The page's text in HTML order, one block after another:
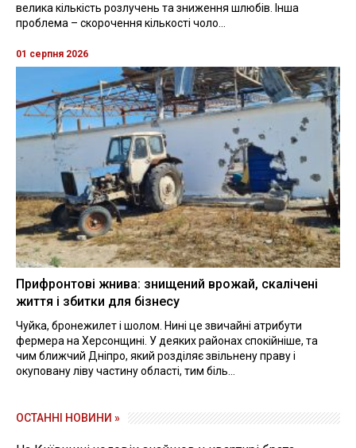
велика кількість розлучень та зниження шлюбів. Інша
проблема – скорочення кількості чоло...
01 серпня 2026
Прифронтові жнива: знищений врожай, скалічені
життя і збитки для бізнесу
Чуйка, бронежилет і шолом. Нині це звичайні атрибути
фермера на Херсонщині. У деяких районах спокійніше, та
чим ближчий Дніпро, який розділяє звільнену праву і
окуповану ліву частину області, тим біль...
ОСТАННІ НОВИНИ »